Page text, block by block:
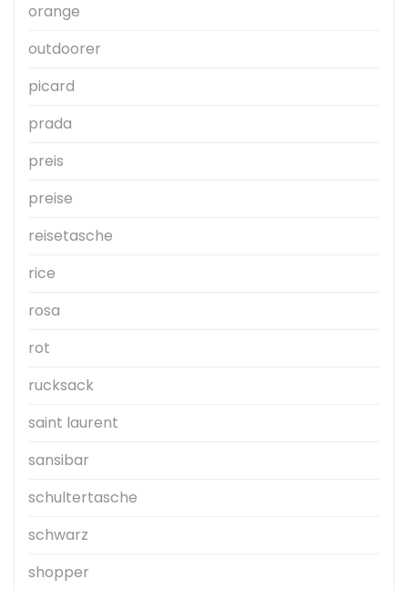
orange
outdoorer
picard
prada
preis
preise
reisetasche
rice
rosa
rot
rucksack
saint laurent
sansibar
schultertasche
schwarz
shopper